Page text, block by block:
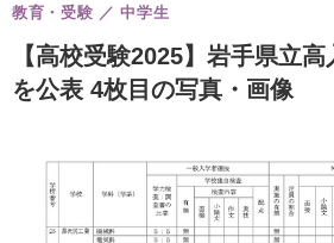
【高校受験2025】岩手県立
を公表 4枚目の写真・画像
教育・受験 中学生